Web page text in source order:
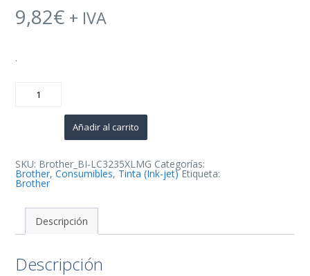
9,82€ + IVA
.
LC3235XL/LC3233
Reemplaza
LC3235XLM/LC3233M
cantidad
Añadir al carrito
SKU: Brother_BI-LC3235XLMG Categorías:
Brother,Consumibles, Tinta (Ink-jet) Etiqueta:
Brother
Descripción
Descripción